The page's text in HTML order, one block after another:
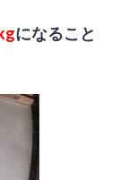
になること